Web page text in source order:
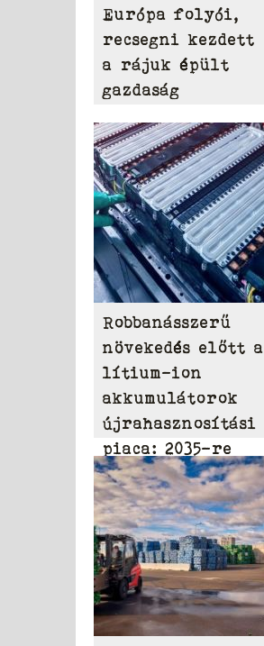
Európa folyói,
recsegni kezdett
a rájuk épült
gazdaság
Robbanásszerű
növekedés előtt a
lítium-ion
akkumulátorok
újrahasznosítási
piaca: 2035-re
elérheti a 31,95
milliárd dollárt